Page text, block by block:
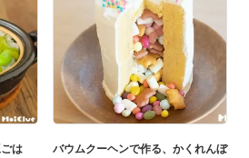
は
バウムクーヘンで作る、かくれんぼ